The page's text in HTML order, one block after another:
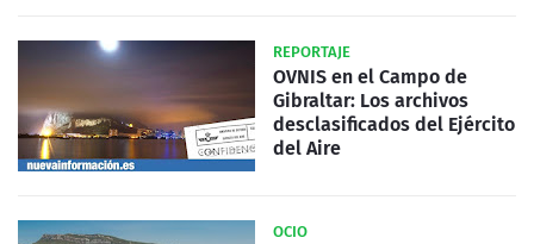
REPORTAJE
OVNIS en el Campo de
Gibraltar: Los archivos
desclasificados del Ejército
del Aire
OCIO